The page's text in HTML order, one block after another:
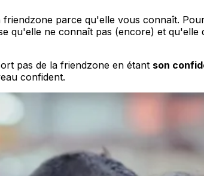
parce qu'elle vous connaît.
qu'elle ne connaît pas (encore) et
pas de la friendzone en étant son
confident.